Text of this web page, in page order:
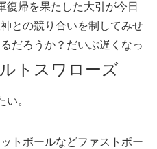
復帰を果たした大引が今日
との競り合いを制してみせ
だろうか？だいぶ遅くなっ
トスワローズ
い。
トボールなどファストボー